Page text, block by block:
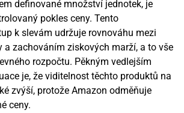
definované množství jednotek, je
pokles ceny. Tento
k slevám udržuje rovnováhu mezi
zachováním ziskových marží, a to vše
rozpočtu. Pěkným vedlejším
je, že viditelnost těchto produktů na
zvýší, protože Amazon odměňuje
ceny.